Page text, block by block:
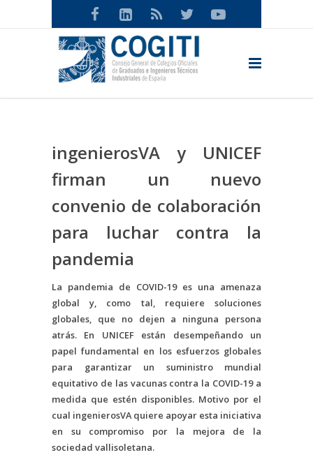
ingenierosVA y UNICEF
firman un nuevo
convenio de colaboración
para luchar contra la
pandemia
La pandemia de COVID-19 es una amenaza
global y, como tal, requiere soluciones
globales, que no dejen a ninguna persona
atrás. En UNICEF están desempeñando un
papel fundamental en los esfuerzos globales
para garantizar un suministro mundial
equitativo de las vacunas contra la COVID-19 a
medida que estén disponibles. Motivo por el
cual ingenierosVA quiere apoyar esta iniciativa
en su compromiso por la mejora de la
sociedad vallisoletana.